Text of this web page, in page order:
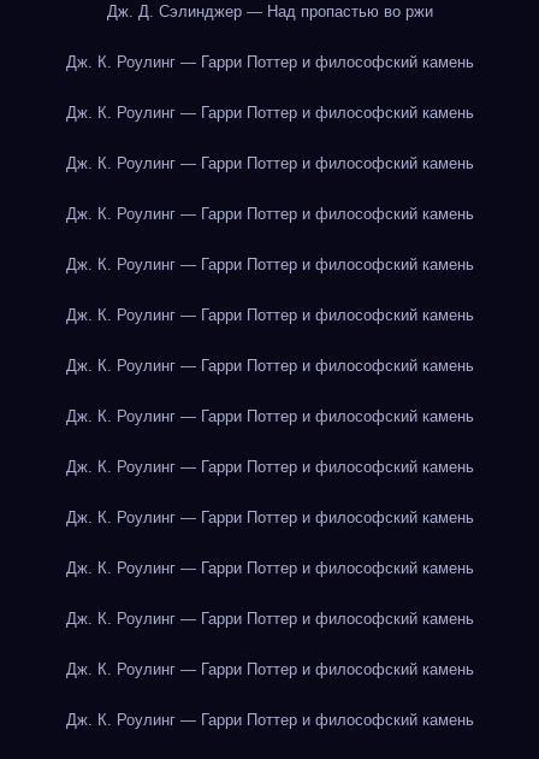
Дж. Д. Сэлинджер — Над пропастью во ржи
Дж. К. Роулинг — Гарри Поттер и философский камень
Дж. К. Роулинг — Гарри Поттер и философский камень
Дж. К. Роулинг — Гарри Поттер и философский камень
Дж. К. Роулинг — Гарри Поттер и философский камень
Дж. К. Роулинг — Гарри Поттер и философский камень
Дж. К. Роулинг — Гарри Поттер и философский камень
Дж. К. Роулинг — Гарри Поттер и философский камень
Дж. К. Роулинг — Гарри Поттер и философский камень
Дж. К. Роулинг — Гарри Поттер и философский камень
Дж. К. Роулинг — Гарри Поттер и философский камень
Дж. К. Роулинг — Гарри Поттер и философский камень
Дж. К. Роулинг — Гарри Поттер и философский камень
Дж. К. Роулинг — Гарри Поттер и философский камень
Дж. К. Роулинг — Гарри Поттер и философский камень